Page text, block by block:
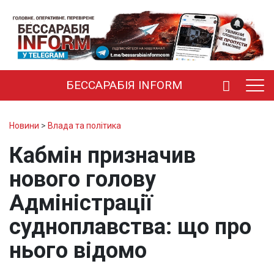
БЕССАРАБІЯ INFORM
Новини > Влада та політика
Кабмін призначив
нового голову
Адміністрації
судноплавства: що про
нього відомо